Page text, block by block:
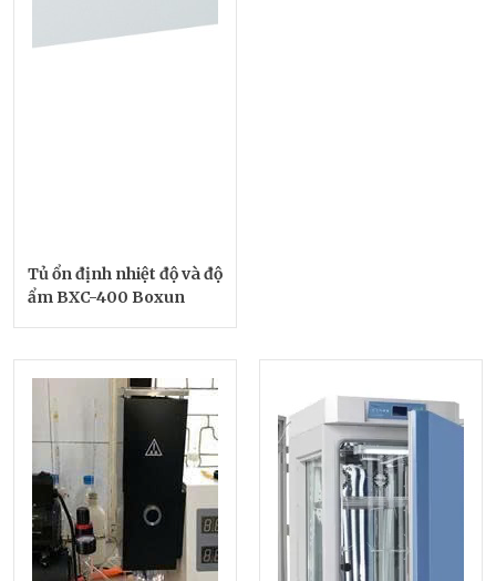
Tủ ổn định nhiệt độ và độ
ẩm BXC-400 Boxun